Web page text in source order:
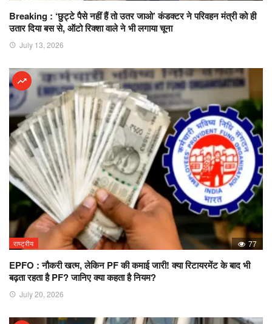
Breaking : ‘छुट्टे पैसे नहीं हैं तो उतर जाओ’ कंडक्टर ने परिवहन मंत्री को ही
उतार दिया बस से, ऑटो रिक्शा वाले ने भी लगाया चूना
July 13, 2026
राष्ट्रीय 77
EPFO : नौकरी खत्म, लेकिन PF की कमाई जारी! क्या रिटायरमेंट के बाद भी
बढ़ता रहता है PF? जानिए क्या कहता है नियम?
July 20, 2026